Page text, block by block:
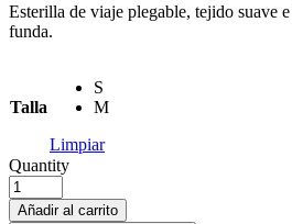
Esterilla de viaje plegable, tejido suave
funda.
Talla
S
M
Limpiar
Quantity
Añadir al carrito